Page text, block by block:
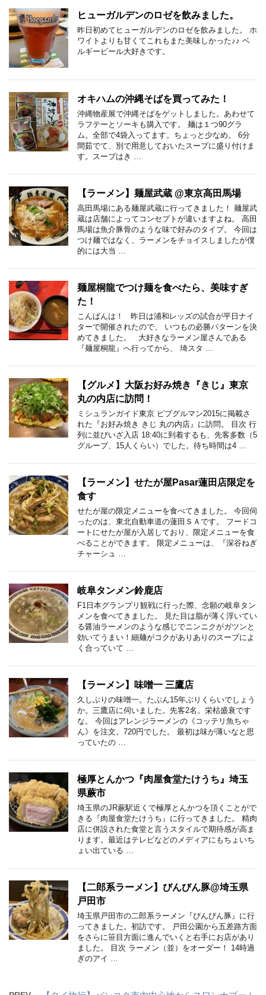
ヒューガルデンのロゼを飲みました。
昨日初めてヒューガルデンのロゼを飲みました。 ホ
ワイトよりも甘くてこれもまた美味しかった♪♪ ベ
ルギービール大好きです。
オキハムの沖縄そばを買ってみた！
沖縄物産展で沖縄そばをゲットしました。あわせて
ラフテーとソーキも購入です。 麺は１つ90グラ
ム。全部で4袋入ってます。ちょっと少なめ。 6分
間茹でて、別で用意しておいたスープに盛り付けま
す。スープはき …
【ラーメン】麺屋武蔵 @東京高田馬場
高田馬場にある麺屋武蔵に行ってきました！ 麺屋武
蔵は店舗によってコンセプトが違いますよね。 高田
馬場は魚介豚骨のような味で好みのタイプ。 今回は
つけ麺ではなく、ラーメンをチョイスしましたが僕
的には大当 …
麺屋桐龍でつけ麺を食べたら、美味すぎ
た！
こんばんは！ 昨日は浦和レッズの試合が平日ナイ
ターで開催されたので、 いつもの必勝パターンを決
めてきました。 大好きなラーメン屋さんである
『麺屋桐龍』へ行ってから、 埼スタ …
【グルメ】大阪お好み焼き『きじ』東京
丸の内店に訪問！
ミシュランガイド東京 ビブグルマン2015に掲載さ
れた『お好み焼き きじ 丸の内店』に訪問。 目次 行
列に並びいざ入店 18:40に到着するも、先客多数（5
グループ、15人くらい）でした。待ち時間は4 …
【ラーメン】せたが屋Pasar蓮田店限定を
食す
せたが屋の限定メニューを食べてきました。 今回伺
ったのは、東北自動車道の蓮田ＳＡです。 フードコ
ートにせたが屋が入居しており、限定メニューを食
べることができます。 限定メニューは、『深谷ねぎ
チャーシュ …
岐阜タンメン鈴鹿店
F1日本グランプリ観戦に行った際、念願の岐阜タン
メンを食べてきました。 見た目は脂が薄く浮いてい
る醤油ラーメンのような感じでニンニクがガツンと
効いてうまい！細麺がコクがありありのスープによ
く合っていて …
【ラーメン】味噌一 三鷹店
久しぶりの味噌一。たぶん15年ぶりくらいでしょう
か。三鷹店に伺いました。先客2名。栄枯盛衰です
な。 今回はアレンジラーメンの《コッテリ魚ちゃ
ん》を注文。720円でした。 最初は味が薄いなと思
っていたの …
極厚とんかつ『肉屋食堂たけうち』埼玉
県蕨市
埼玉県のJR蕨駅近くで極厚とんかつを頂くことがで
きる『肉屋食堂たけうち』に行ってきました。 精肉
店に併設された食堂と言うスタイルで期待感が高ま
ります。最近はテレビなどのメディアにもちょいち
ょい出ている …
【二郎系ラーメン】びんびん豚@埼玉県
戸田市
埼玉県戸田市の二郎系ラーメン『びんびん豚』に行
ってきました。初訪です。 戸田公園から五差路方面
をさらに笹目方面に進んでいくと右手にお店があり
ました。 目次 ラーメン（並）をオーダー！ 14時過
ぎのアイ …